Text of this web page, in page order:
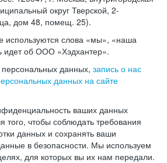
округ Тверской, 2-
дом 48, помещ. 25).
используются слова «мы», «наша
идет об ООО «Хэдхантер».
данных, запись о нас
данных на сайте
ваших данных
того, чтобы соблюдать требования
данных и сохранять ваши
в безопасности. Мы используем
для которых вы их нам передали.